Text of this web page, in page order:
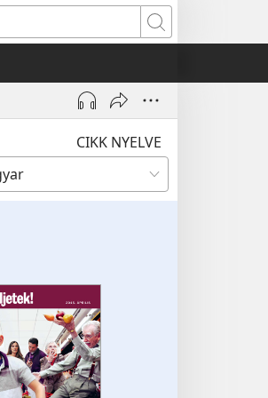
Keresés
CIKK NYELVE